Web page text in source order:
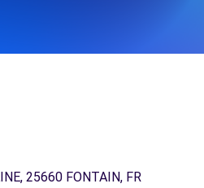
25660 FONTAIN, FR